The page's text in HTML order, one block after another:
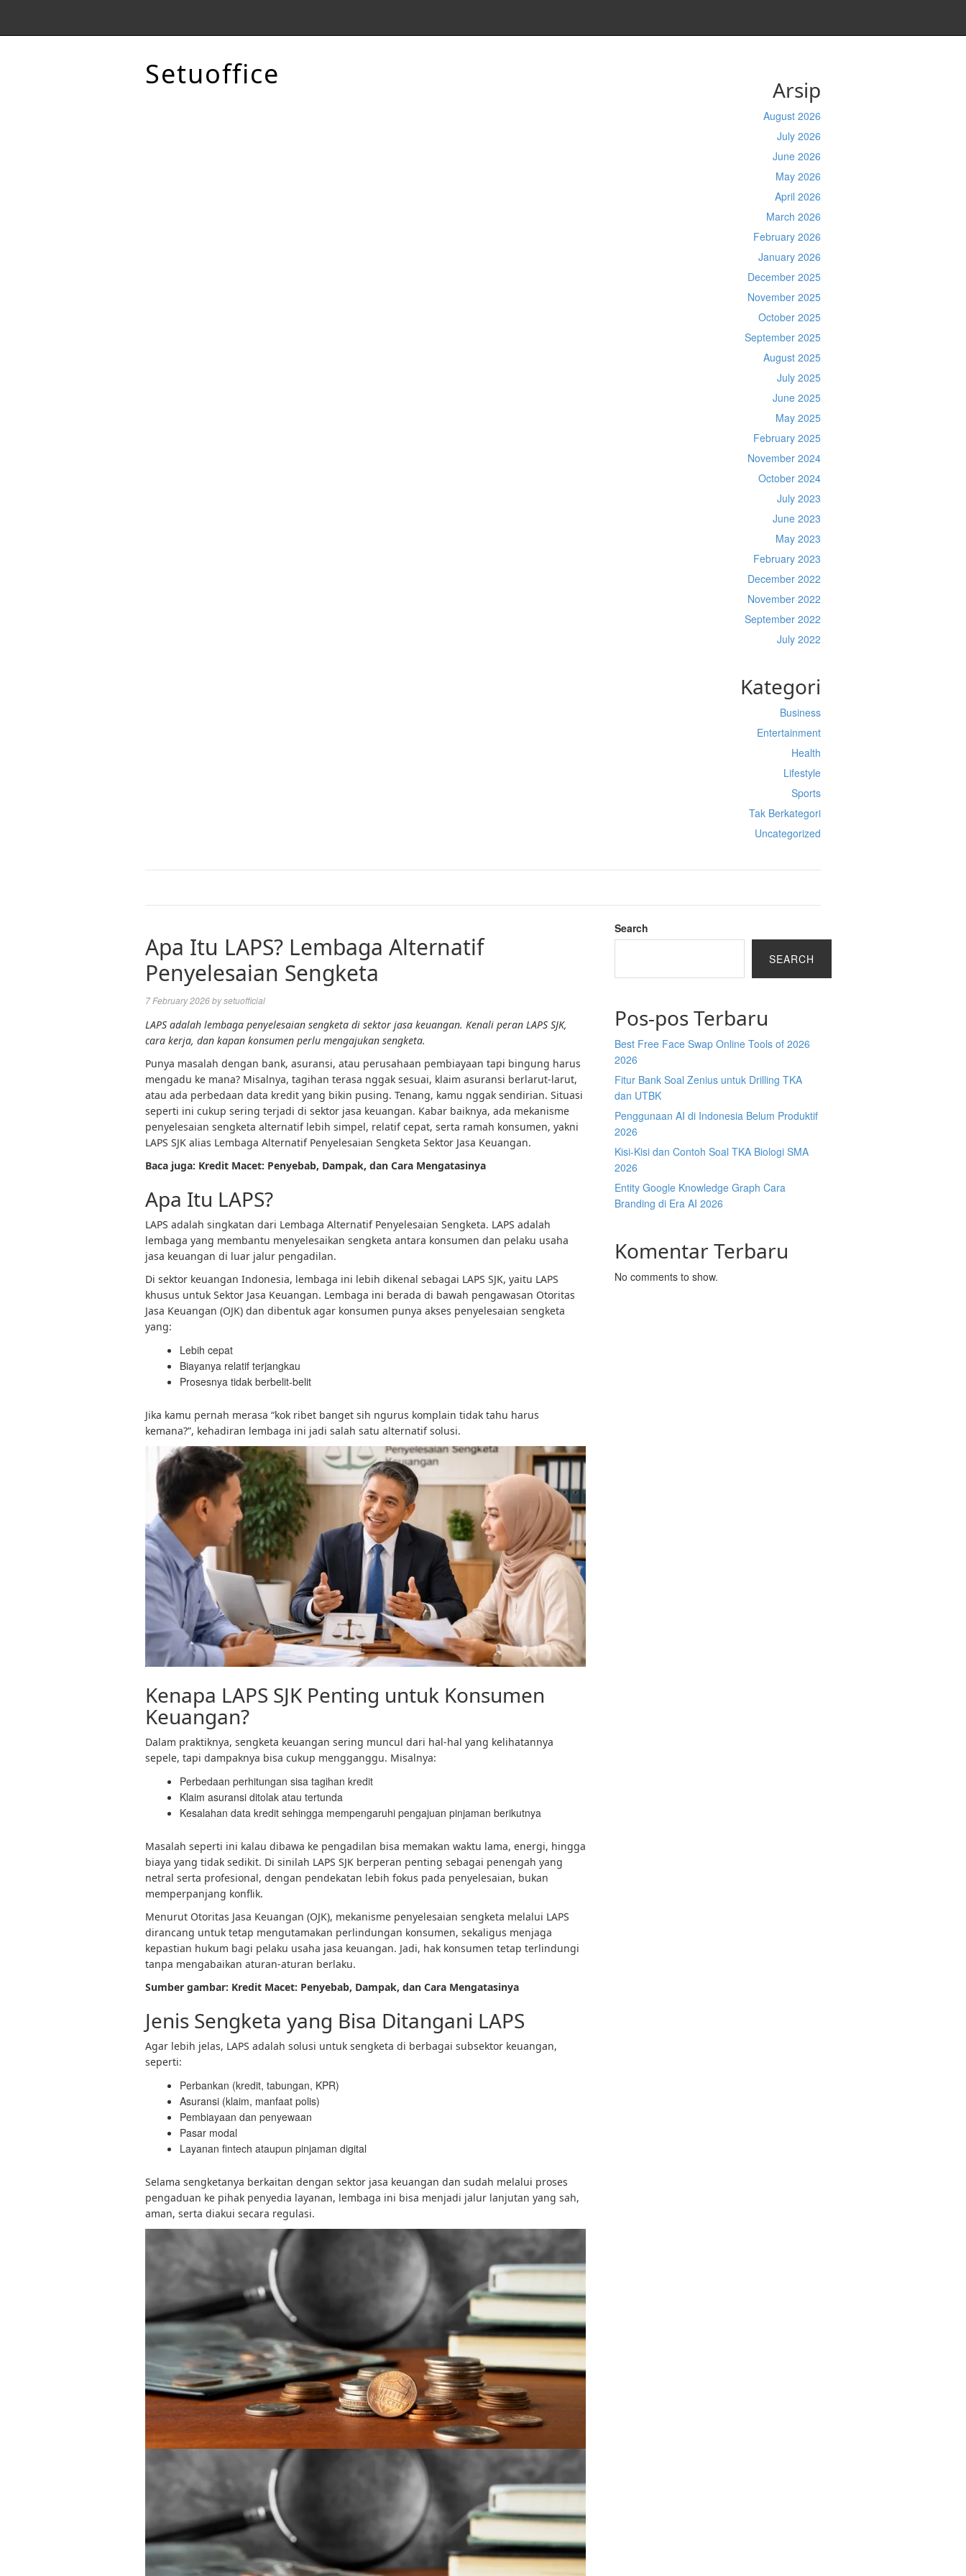
Setuoffice Arsip
August 2026
July 2026
June 2026
May 2026
April 2026
March 2026
February 2026
January 2026
December 2025
November 2025
October 2025
September 2025
August 2025
July 2025
June 2025
May 2025
February 2025
November 2024
October 2024
July 2023
June 2023
May 2023
February 2023
December 2022
November 2022
September 2022
July 2022
Kategori
Business
Entertainment
Health
Lifestyle
Sports
Tak Berkategori
Uncategorized
Apa Itu LAPS? Lembaga Alternatif
Penyelesaian Sengketa
7 February 2026bysetuofficial
LAPS adalah lembaga penyelesaian sengketa di sektor jasa keuangan. Kenali peran LAPS SJK,
cara kerja, dan kapan konsumen perlu mengajukan sengketa.
Punya masalah dengan bank, asuransi, atau perusahaan pembiayaan tapi bingung harus
mengadu ke mana? Misalnya, tagihan terasa nggak sesuai, klaim asuransi berlarut-larut,
atau ada perbedaan data kredit yang bikin pusing. Tenang, kamu nggak sendirian. Situasi
seperti ini cukup sering terjadi di sektor jasa keuangan. Kabar baiknya, ada mekanisme
penyelesaian sengketa alternatif lebih simpel, relatif cepat, serta ramah konsumen, yakni
LAPS SJK alias Lembaga Alternatif Penyelesaian Sengketa Sektor Jasa Keuangan.
Baca juga: Kredit Macet: Penyebab, Dampak, dan Cara Mengatasinya
Apa Itu LAPS?
LAPS adalah singkatan dari Lembaga Alternatif Penyelesaian Sengketa. LAPS adalah
lembaga yang membantu menyelesaikan sengketa antara konsumen dan pelaku usaha
jasa keuangan di luar jalur pengadilan.
Di sektor keuangan Indonesia, lembaga ini lebih dikenal sebagai LAPS SJK, yaitu LAPS
khusus untuk Sektor Jasa Keuangan. Lembaga ini berada di bawah pengawasan Otoritas
Jasa Keuangan (OJK) dan dibentuk agar konsumen punya akses penyelesaian sengketa
yang:
Lebih cepat
Biayanya relatif terjangkau
Prosesnya tidak berbelit-belit
Jika kamu pernah merasa “kok ribet banget sih ngurus komplain tidak tahu harus
kemana?”, kehadiran lembaga ini jadi salah satu alternatif solusi.
Kenapa LAPS SJK Penting untuk Konsumen
Keuangan?
Dalam praktiknya, sengketa keuangan sering muncul dari hal-hal yang kelihatannya
sepele, tapi dampaknya bisa cukup mengganggu. Misalnya:
Perbedaan perhitungan sisa tagihan kredit
Klaim asuransi ditolak atau tertunda
Kesalahan data kredit sehingga mempengaruhi pengajuan pinjaman berikutnya
Masalah seperti ini kalau dibawa ke pengadilan bisa memakan waktu lama, energi, hingga
biaya yang tidak sedikit. Di sinilah LAPS SJK berperan penting sebagai penengah yang
netral serta profesional, dengan pendekatan lebih fokus pada penyelesaian, bukan
memperpanjang konflik.
Menurut Otoritas Jasa Keuangan (OJK), mekanisme penyelesaian sengketa melalui LAPS
dirancang untuk tetap mengutamakan perlindungan konsumen, sekaligus menjaga
kepastian hukum bagi pelaku usaha jasa keuangan. Jadi, hak konsumen tetap terlindungi
tanpa mengabaikan aturan-aturan berlaku.
Sumber gambar: Kredit Macet: Penyebab, Dampak, dan Cara Mengatasinya
Jenis Sengketa yang Bisa Ditangani LAPS
Agar lebih jelas, LAPS adalah solusi untuk sengketa di berbagai subsektor keuangan,
seperti:
Perbankan (kredit, tabungan, KPR)
Asuransi (klaim, manfaat polis)
Pembiayaan dan penyewaan
Pasar modal
Layanan fintech ataupun pinjaman digital
Selama sengketanya berkaitan dengan sektor jasa keuangan dan sudah melalui proses
pengaduan ke pihak penyedia layanan, lembaga ini bisa menjadi jalur lanjutan yang sah,
aman, serta diakui secara regulasi.
Search
SEARCH
Pos-pos Terbaru
Best Free Face Swap Online Tools of 2026
2026
Fitur Bank Soal Zenius untuk Drilling TKA
dan UTBK
Penggunaan AI di Indonesia Belum Produktif
2026
Kisi-Kisi dan Contoh Soal TKA Biologi SMA
2026
Entity Google Knowledge Graph Cara
Branding di Era AI 2026
Komentar Terbaru
No comments to show.